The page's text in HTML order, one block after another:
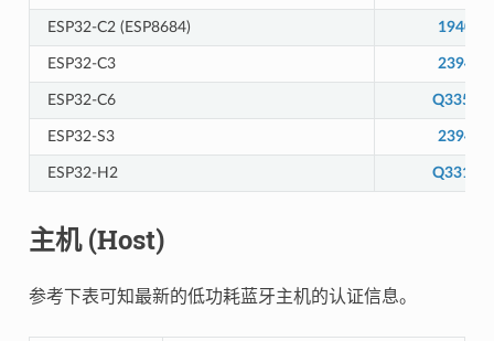
ESP32-C2 (ESP8684) 194009
ESP32-C3 239440
ESP32-C6
ESP32-S3 239440
ESP32-H2
主机 (Host)
参考下表可知最新的低功耗蓝牙主机的认证信息。